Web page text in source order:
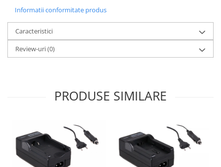
Informatii conformitate produs
Caracteristici
Review-uri(0)
PRODUSE SIMILARE